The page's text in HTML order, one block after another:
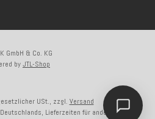
GmbH & Co. KG
byJTL-Shop
USt., zzgl. Versand
Lieferzeiten für andere Länder